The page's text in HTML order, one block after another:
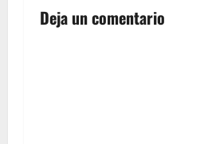
i
Deja un comentario